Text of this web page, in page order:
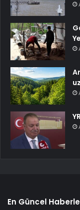
En Güncel